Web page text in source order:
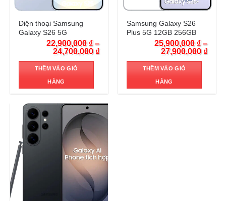
Điện thoại Samsung
Galaxy S26 5G
22,900,000 ₫–
24,700,000 ₫
THÊM VÀO GIỎ
HÀNG
Trả góp 0%
Samsung Galaxy S26
Plus 5G 12GB 256GB
25,900,000 ₫–
27,900,000 ₫
THÊM VÀO GIỎ
HÀNG